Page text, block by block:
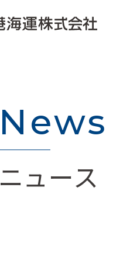
News
ニュース